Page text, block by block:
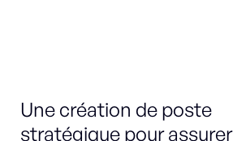
Une création de poste
stratégique pour assurer